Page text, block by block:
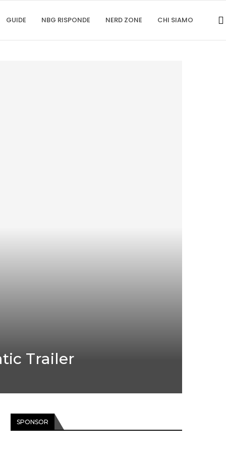
GUIDE NBG RISPONDE NERD ZONE CHI SIAMO
Trailer
SPONSOR